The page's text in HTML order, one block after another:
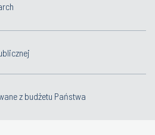
z budżetu Państwa